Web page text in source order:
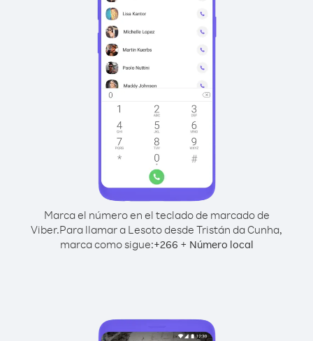
Marca el número en el teclado de marcado de
Viber.Para llamar a Lesoto desde Tristán da Cunha,
marca como sigue:+266 + Número local